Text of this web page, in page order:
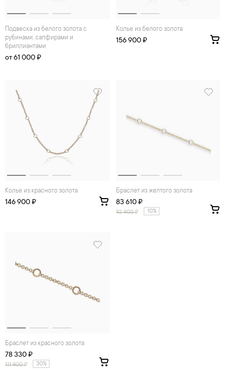
Подвеска из белого золота с
рубинами, сапфирами и
бриллиантами
от 61 000 ₽
Колье из белого золота
156 900 ₽
Колье из красного золота
146 900 ₽
Браслет из желтого золота
83 610 ₽
92 900₽ 10%
Браслет из красного золота
78 330 ₽
111 900₽ 30%